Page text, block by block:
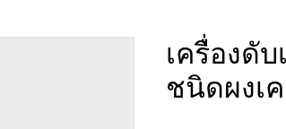
เครื่องดั
ชนิดผงเ